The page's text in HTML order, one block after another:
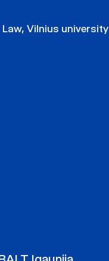
Vilnius university